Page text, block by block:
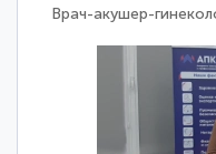
Врач-акушер-